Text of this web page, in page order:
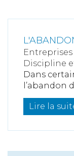
Entreprises
Discipline
Dans
l’abandon
Lire la